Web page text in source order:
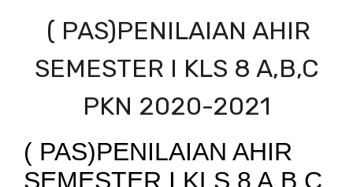
( PAS)PENILAIAN AHIR
SEMESTER I KLS 8 A,B,C
PKN 2020-2021